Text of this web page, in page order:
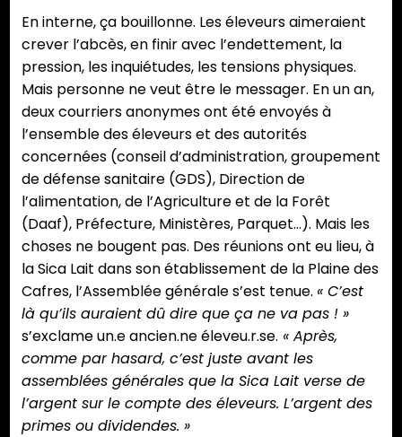
18 millions de
litres de lait
par ans.
(Photo
Philippe
Nanpon)
En interne, ça bouillonne. Les éleveurs aimeraient
crever l’abcès, en finir avec l’endettement, la
pression, les inquiétudes, les tensions physiques.
Mais personne ne veut être le messager. En un an,
deux courriers anonymes ont été envoyés à
l’ensemble des éleveurs et des autorités
concernées (conseil d’administration, groupement
de défense sanitaire (GDS), Direction de
l’alimentation, de l’Agriculture et de la Forêt
(Daaf), Préfecture, Ministères, Parquet…). Mais les
choses ne bougent pas. Des réunions ont eu lieu, à
la Sica Lait dans son établissement de la Plaine des
Cafres, l’Assemblée générale s’est tenue. « C’est
là qu’ils auraient dû dire que ça ne va pas ! »
s’exclame un.e ancien.ne éleveu.r.se. « Après,
comme par hasard, c’est juste avant les
assemblées générales que la Sica Lait verse de
l’argent sur le compte des éleveurs. L’argent des
primes ou dividendes. »